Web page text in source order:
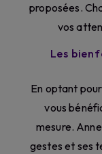
proposées.
vos
Les
En optant
vous
mesure.
gestes et ses